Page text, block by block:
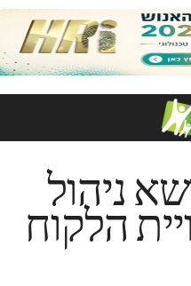
ניהול
הלקוח